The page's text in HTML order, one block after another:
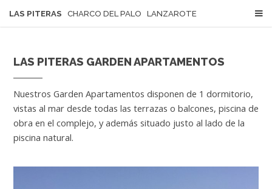
LAS PITERAS CHARCO DEL PALO LANZAROTE
LAS PITERAS GARDEN APARTAMENTOS
Nuestros Garden Apartamentos disponen de 1 dormitorio,
vistas al mar desde todas las terrazas o balcones, piscina de
obra en el complejo, y además situado justo al lado de la
piscina natural.